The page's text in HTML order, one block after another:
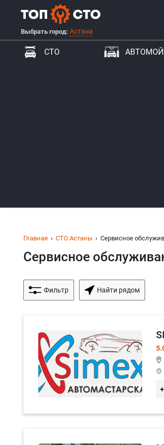
Выбрать город: Астана
СТО
Главная СТО Астаны Сервисное
Сервисное
Фильтр Найти рядом